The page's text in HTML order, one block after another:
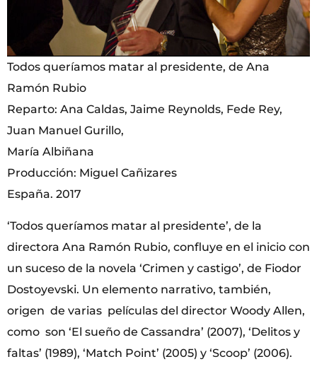
Todos queríamos matar al presidente, de Ana
Ramón Rubio
Reparto: Ana Caldas, Jaime Reynolds, Fede Rey,
Juan Manuel Gurillo,
María Albiñana
Producción: Miguel Cañizares
España. 2017
‘Todos queríamos matar al presidente’, de la
directora Ana Ramón Rubio, confluye en el inicio con
un suceso de la novela ‘Crimen y castigo’, de Fiodor
Dostoyevski. Un elemento narrativo, también,
origen de varias películas del director Woody Allen,
como son ‘El sueño de Cassandra’ (2007), ‘Delitos y
faltas’ (1989), ‘Match Point’ (2005) y ‘Scoop’ (2006).